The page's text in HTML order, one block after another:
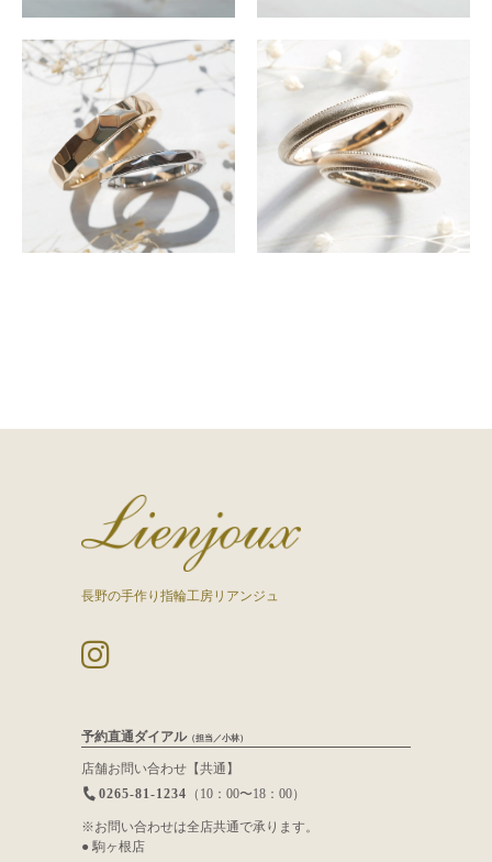
長野の手作り指輪工房リアンジュ
予約直通ダイアル（担当／小林）
店舗お問い合わせ【共通】
0265-81-1234 （10：00〜18：00）
※お問い合わせは全店共通で承ります。
● 駒ヶ根店